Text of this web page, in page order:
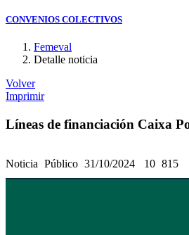
CONVENIOS COLECTIVOS
Femeval
Detalle noticia
Volver
Imprimir
Líneas de financiación Caixa
Noticia Público 31/10/2024 10 815